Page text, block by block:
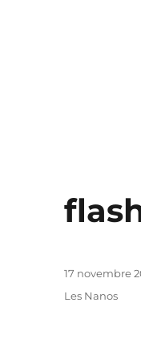
Publié
le
17 novembre
Catégories
Les Nanos